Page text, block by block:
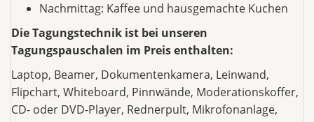
Nachmittag: Kaffee und hausgemachte Kuchen
Die Tagungstechnik ist bei unseren
Tagungspauschalen im Preis enthalten:
Laptop, Beamer, Dokumentenkamera, Leinwand,
Flipchart, Whiteboard, Pinnwände, Moderationskoffer,
CD- oder DVD-Player, Rednerpult, Mikrofonanlage,